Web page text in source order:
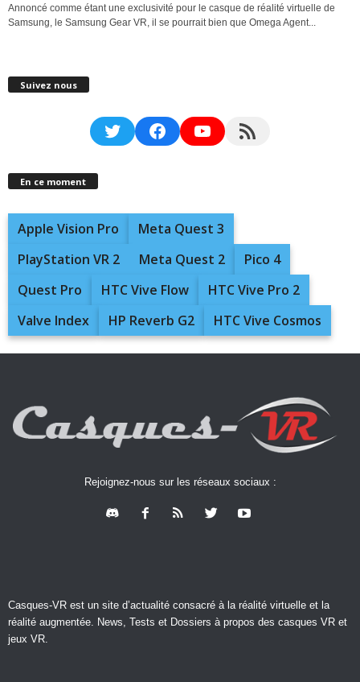
Annoncé comme étant une exclusivité pour le casque de réalité virtuelle de
Samsung, le Samsung Gear VR, il se pourrait bien que Omega Agent...
Suivez nous
TwitterFacebookYouTubeRSS Feed
En ce moment
Apple Vision Pro
Meta Quest 3
PlayStation VR 2
Meta Quest 2
Pico 4
Quest Pro
HTC Vive Flow
HTC Vive Pro 2
Valve Index
HP Reverb G2 HTC Vive Cosmos
Rejoignez-nous sur les réseaux sociaux :
Casques-VR est un site d’actualité consacré à la réalité virtuelle et la
réalité augmentée. News, Tests et Dossiers à propos des casques VR et
jeux VR.